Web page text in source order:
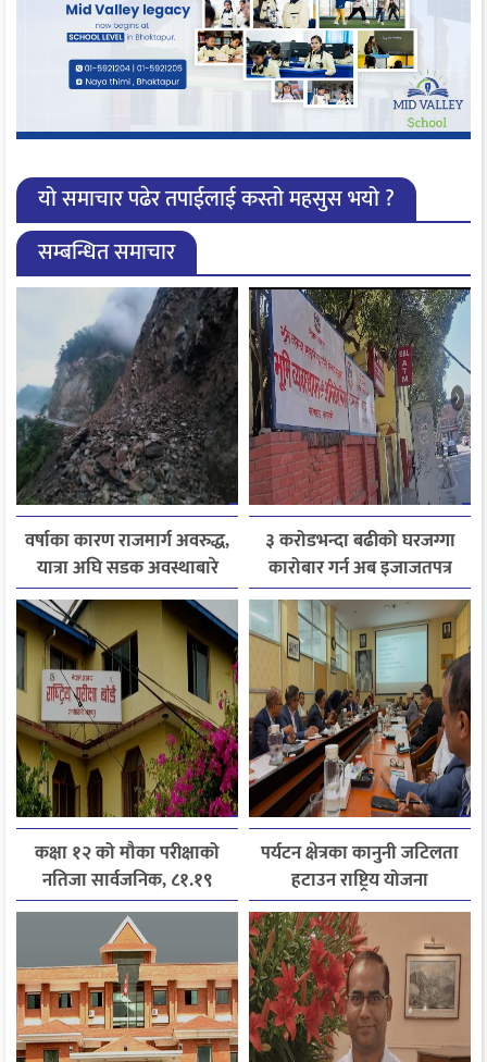
यो समाचार पढेर तपाईलाई कस्तो महसुस भयो ?
सम्बन्धित समाचार
वर्षाका कारण राजमार्ग अवरुद्ध,
यात्रा अघि सडक अवस्थाबारे
जानकारी लिन आग्रह
३ करोडभन्दा बढीको घरजग्गा
कारोबार गर्न अब इजाजतपत्र
अनिवार्य
कक्षा १२ को मौका परीक्षाको
नतिजा सार्वजनिक, ८१.१९
प्रतिशत विद्यार्थी उत्तीर्ण
पर्यटन क्षेत्रका कानुनी जटिलता
हटाउन राष्ट्रिय योजना
आयोगसमक्ष होटल संघ
बागमतीका पाँचबुँदे माग